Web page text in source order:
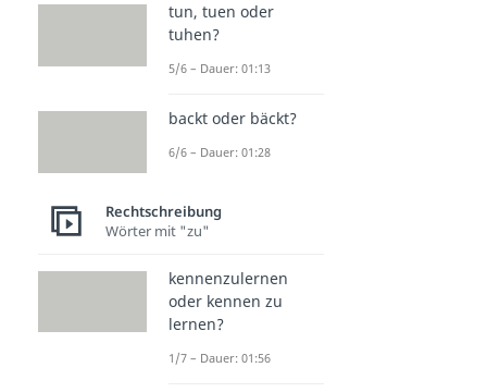
tun, tuen oder
tuhen?
5/6 – Dauer: 01:13
backt oder bäckt?
6/6 – Dauer: 01:28
Rechtschreibung
Wörter mit "zu"
kennenzulernen
oder kennen zu
lernen?
1/7 – Dauer: 01:56